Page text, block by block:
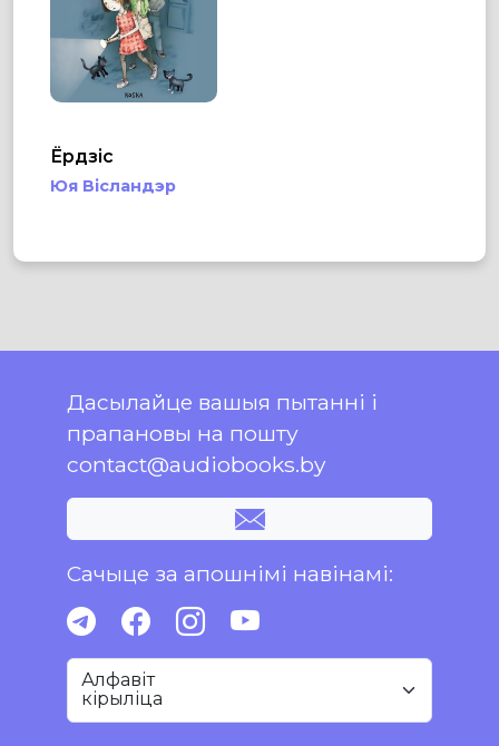
Ёрдзіс
Юя Вісландэр
Дасылайце вашыя пытанні і
прапановы на пошту
contact@audiobooks.by
Сачыце за апошнімі навінамі:
Алфавіт